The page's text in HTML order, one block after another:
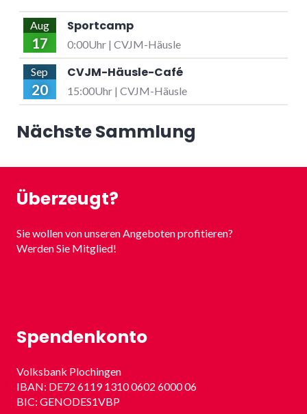
Aug
17
Sportcamp
0:00Uhr | CVJM-Häusle
Sep
20
CVJM-Häusle-Café
15:00Uhr | CVJM-Häusle
Nächste Sammlung
Überzeugt?
Sie wollen von unseren Angeboten profitieren?
Werden Sie Mitglied!
Spendenkonto
Volksbank Plochingen
IBAN: DE72 6119 1310 0602 6000 06
BIC: GENODES1VBP